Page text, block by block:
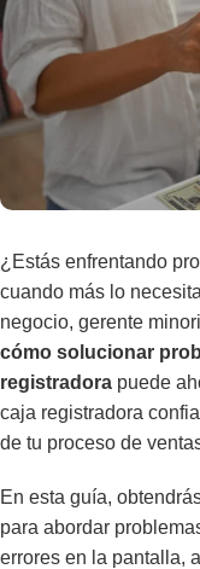
¿Estás enfrentando
cuando más lo
negocio, gerente
cómo solucionar
registradora puede
caja registradora
de tu proceso de
En esta guía,
para abordar
errores en la pantalla,